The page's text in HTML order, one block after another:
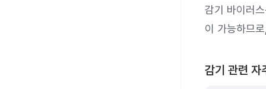
감기 바이러
이 가능하므
감기 관련